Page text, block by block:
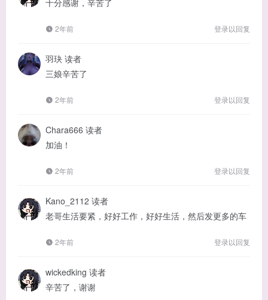
十分感谢，辛苦了
2年前 登录以回复
羽玦 读者
三娘辛苦了
2年前 登录以回复
Chara666 读者
加油！
2年前 登录以回复
Kano_2112 读者
老哥生活要紧，好好工作，好好生活，然后发更多的车
2年前 登录以回复
wickedking 读者
辛苦了，谢谢